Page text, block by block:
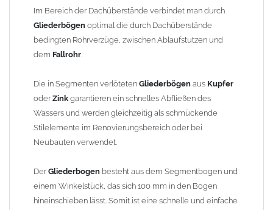
finden Sie im Shop unter "Zulage Winkelstück").
Die Ausladung wird von Mitte Stutzen bis Mitte Fallrohr
gemessen. Ab 1300mm Ausladung werden die Gliederbögen 2-
Lieferzeit: ca. 1-2 Wochen nach Zahlungseingang
Sonderanfertigung: Artikel wird kundenspezifisch angefertigt -
keine Rücknahme möglich!
Im Bereich der Dachüberstände verbindet man durch
Gliederbögen optimal die durch Dachüberstände
bedingten Rohrverzüge, zwischen Ablaufstutzen und
dem Fallrohr.
Die in Segmenten verlöteten Gliederbögen aus Kupfer
oderZink garantieren ein schnelles Abfließen des
Wassers und werden gleichzeitig als schmückende
Stilelemente im Renovierungsbereich oder bei
Neubauten verwendet.
DerGliederbogen besteht aus dem Segmentbogen und
einem Winkelstück, das sich 100 mm in den Bogen
hineinschieben lässt. Somit ist eine schnelle und einfache